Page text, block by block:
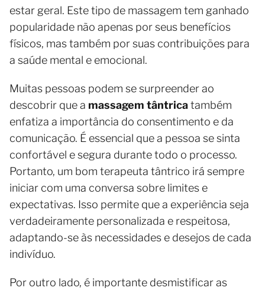
estar geral. Este tipo de massagem tem ganhado
popularidade não apenas por seus benefícios
físicos, mas também por suas contribuições para
a saúde mental e emocional.
Muitas pessoas podem se surpreender ao
descobrir que a massagem tântricatambém
enfatiza a importância do consentimento e da
comunicação. É essencial que a pessoa se sinta
confortável e segura durante todo o processo.
Portanto, um bom terapeuta tântrico irá sempre
iniciar com uma conversa sobre limites e
expectativas. Isso permite que a experiência seja
verdadeiramente personalizada e respeitosa,
adaptando-se às necessidades e desejos de cada
indivíduo.
Por outro lado, é importante desmistificar as